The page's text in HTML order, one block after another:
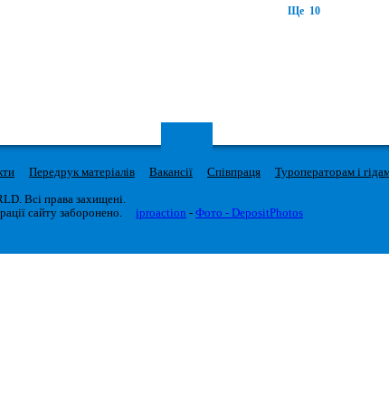
Ще 10
Передрук матеріалів Вакансії Співпраця Туроператорам і
Всі права захищені.
сайту заборонено.
iproaction - Фото - DepositPhotos